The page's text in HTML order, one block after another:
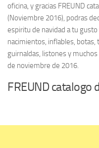
oficina, y gracias FREUND
(Noviembre 2016), podras
espiritu de navidad a tu gusto
nacimientos, inflables, botas,
guirnaldas, listones y
de noviembre de 2016.
FREUND catalogo